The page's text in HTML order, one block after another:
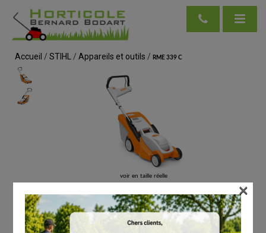
Accueil / STIHL/ Appareils et outils / RME 339 C
voir en taille réelle
STIHL
×